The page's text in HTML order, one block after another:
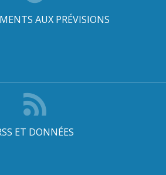
AUX PRÉVISIONS
ET DONNÉES